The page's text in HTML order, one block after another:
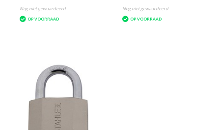
Nog niet gewaardeerd
OP VOORRAAD
Nog niet gewaardeerd
OP VOORRAAD